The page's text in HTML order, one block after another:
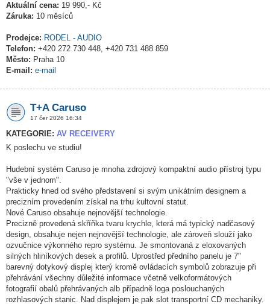
Aktuální cena: 19 990,- Kč
Záruka: 10 měsíců
Prodejce: RODEL - AUDIO
Telefon: +420 272 730 448, +420 731 488 859
Město: Praha 10
E-mail: e-mail
T+A Caruso
17 čer 2026 16:34
KATEGORIE: AV RECEIVERY
K poslechu ve studiu!
Hudební systém Caruso je mnoha zdrojový kompaktní audio přístroj typu
"vše v jednom".
Prakticky hned od svého představení si svým unikátním designem a
precizním provedením získal na trhu kultovní statut.
Nové Caruso obsahuje nejnovější technologie.
Precizně provedená skříňka tvaru krychle, která má typický nadčasový
design, obsahuje nejen nejnovější technologie, ale zároveň slouží jako
ozvučnice výkonného repro systému. Je smontovaná z eloxovaných
silných hliníkových desek a profilů. Uprostřed předního panelu je 7"
barevný dotykový displej který kromě ovládacích symbolů zobrazuje při
přehrávání všechny důležité informace včetně velkoformátových
fotografií obalů přehrávaných alb případně loga poslouchaných
rozhlasových stanic. Nad displejem je pak slot transportní CD mechaniky.